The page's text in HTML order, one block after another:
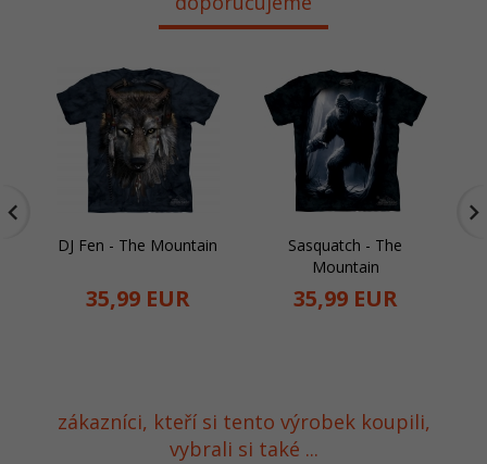
DJ Fen - The Mountain
35,99 EUR
Sasquatch - The
Mountain
35,99 EUR
zákazníci, kteří si tento výrobek koupili,
vybrali si také ...